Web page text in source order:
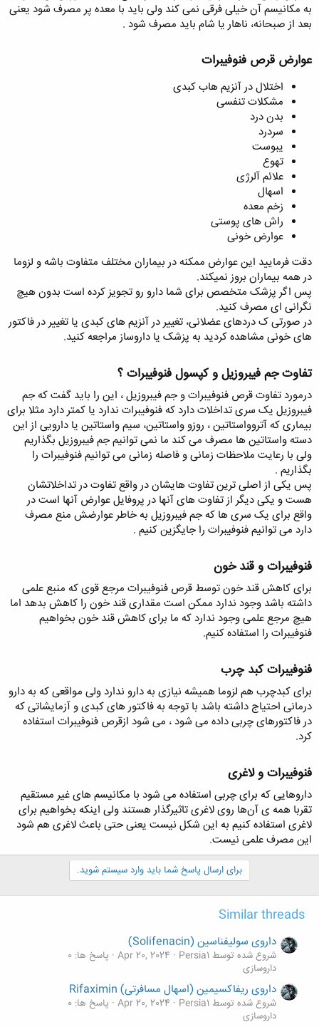
به مکانیسم آن خیلی فرقی نمی کند ولی باید با معده پر مصرف شود یعنی
بعد از صبحانه، ناهار یا شام باید مصرف شود .
عوارض قرص فنوفیبرات​
اختلال در آنزیم هاب کبدی
مشکلات تنفسی
بدن درد
سردرد
یبوست
تهوع
علائم آلرژی
اسهال
زخم معده
راش های پوستی
عوارض خونی
دقت فرمایید این عوارض ممکنه در بیماران مختلف متفاوت باشه و لزوما
در همه بیماران بروز نمیکند.
پس اگر پزشک متخصص برای شما دارو رو تجویز کرده است بدون هیچ
نگرانی ای مصرف کنید.
در صورتی ک دردهای عضلانی، تغییر در آنزیم های کبدی یا تغییر در فاکتور
های خونی مشاهده کردید به پزشک یا داروساز مراجعه کنید.
تفاوت جم فیبروزیل و کپسول فنوفیبرات ؟​
درمورد تفاوت قرص فنوفیبرات و جم فیبروزیل ، این را باید گفت که جم
فیبروزیل یک سری تداخلات دارد که فنوفیبرات ندارد یا کمتر دارد مثلا برای
بیماری که آتروواستاتین ، روزو واستاتین، سیم واستاتین یا دارویی از این
دسته واستاتین ها مصرف می کند ما نمی توانیم جم فیبروزیل بگذاریم
ولی با رعایت ملاحظات زمانی و فاصله زمانی می توانیم فنوفیبرات را
بگذاریم .
پس یکی از اصلی ترین تفاوت هایشان در واقع تفاوت در تداخلاتشان
هست و یکی دیگر از تفاوت های آنها در پروفایل عوارض آنها است در
واقع برای یک سری ها که جم فیبروزیل به خاطر عوارضش منع مصرف
دارد می توانیم فنوفیبرات را جایگزین کنیم .
فنوفیبرات و قند خون​
برای کاهش قند خون توسط قرص فنوفیبرات مرجع قوی که منبع علمی
داشته باشد وجود ندارد ممکن است مقداری قند خون را کاهش بدهد اما
هیچ مرجع علمی وجود ندارد که ما برای کاهش قند خون بخواهیم
فنوفیبرات را استفاده کنیم.
فنوفیبرات کبد چرب​
برای کبدچرب هم لزوما همیشه نیازی به دارو ندارد ولی مواقعی که به دارو
درمانی احتیاج داشته باشد با توجه به فاکتور های کبدی و آزمایشاتی که
در فاکتورهای چربی داده می شود ، می شود ازقرص فنوفیبرات استفاده
کرد.
فنوفیبرات و لاغری​
داروهایی که برای چربی استفاده می شود با مکانیسم های غیر مستقیم
تقربا همه ی آن‌ها روی لاغری تاثیرگذار هستند ولی اینکه بخواهیم برای
لاغری استفاده کنیم به این شکل نیست یعنی حتی باعث لاغری هم شود
این مصرف علمی نیست.
برای ارسال پاسخ شما باید وارد سیستم شوید.
Similar threads
داروی سولیفناسین (Solifenacin)
شروع شده توسط Persia1 Apr 20, 2024 پاسخ ها: 0
داروسازی
داروی ریفاکسیمین (اسهال مسافرتی) Rifaximin
شروع شده توسط Persia1 Apr 20, 2024 پاسخ ها: 0
داروسازی